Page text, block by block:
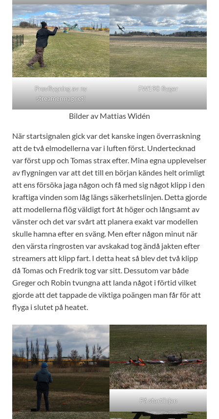
Provflygning av ny
streamermagnet!
FW190 flyger
Bilder av Mattias Widén
När startsignalen gick var det kanske ingen överraskning
att de två elmodellerna var i luften först. Undertecknad
var först upp och Tomas strax efter. Mina egna upplevelser
av flygningen var att det till en början kändes helt orimligt
att ens försöka jaga någon och få med sig något klipp i den
kraftiga vinden som låg längs säkerhetslinjen. Detta gjorde
att modellerna flög väldigt fort åt höger och långsamt av
vänster och det var svårt att planera exakt var modellen
skulle hamna efter en sväng. Men efter någon minut när
den värsta ringrosten var avskakad tog ändå jakten efter
streamers att klipp fart. I detta heat så blev det två klipp
då Tomas och Fredrik tog var sitt. Dessutom var både
Greger och Robin tvungna att landa något i förtid vilket
gjorde att det tappade de viktiga poängen man får för att
flyga i slutet på heatet.
På startlinjen